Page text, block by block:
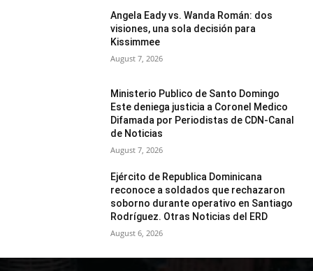
Angela Eady vs. Wanda Román: dos
visiones, una sola decisión para
Kissimmee
August 7, 2026
Ministerio Publico de Santo Domingo
Este deniega justicia a Coronel Medico
Difamada por Periodistas de CDN-Canal
de Noticias
August 7, 2026
Ejército de Republica Dominicana
reconoce a soldados que rechazaron
soborno durante operativo en Santiago
Rodríguez. Otras Noticias del ERD
August 6, 2026